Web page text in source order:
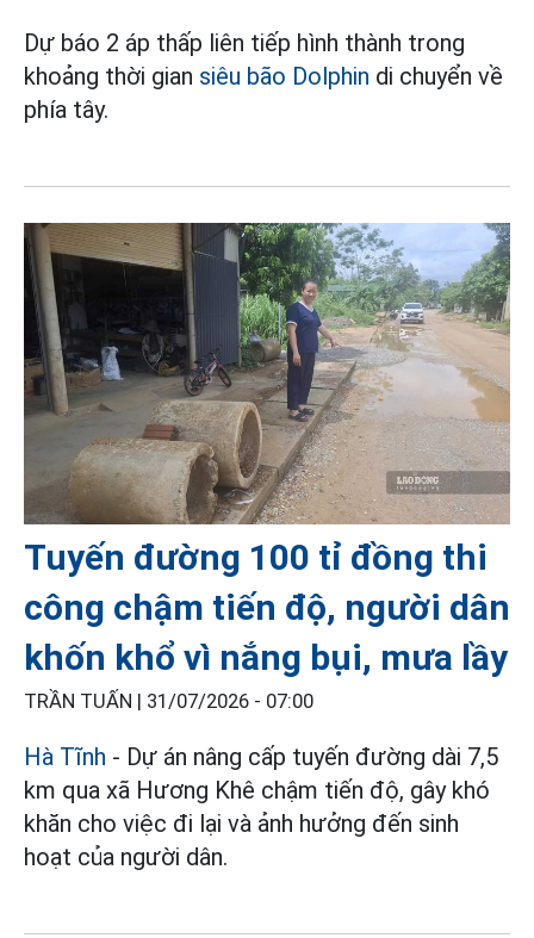
Dự báo 2 áp thấp liên tiếp hình thành trong
khoảng thời gian siêu bão Dolphin di chuyển về
phía tây.
Tuyến đường 100 tỉ đồng thi
công chậm tiến độ, người dân
khốn khổ vì nắng bụi, mưa lầy
TRẦN TUẤN | 31/07/2026 - 07:00
Hà Tĩnh - Dự án nâng cấp tuyến đường dài 7,5
km qua xã Hương Khê chậm tiến độ, gây khó
khăn cho việc đi lại và ảnh hưởng đến sinh
hoạt của người dân.